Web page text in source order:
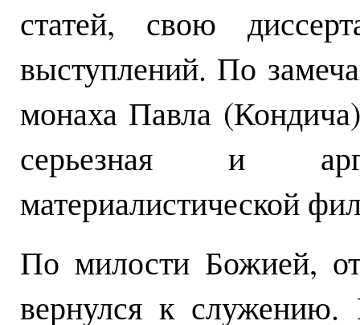
статей, свою
выступлений. По
монаха Павла
серьезная и
материалистической
По милости Божией,
вернулся к